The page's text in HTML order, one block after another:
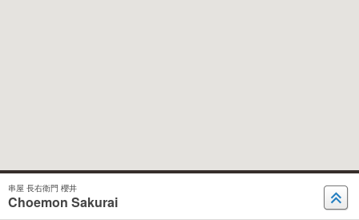
串屋 長右衛門 櫻井
Choemon Sakurai